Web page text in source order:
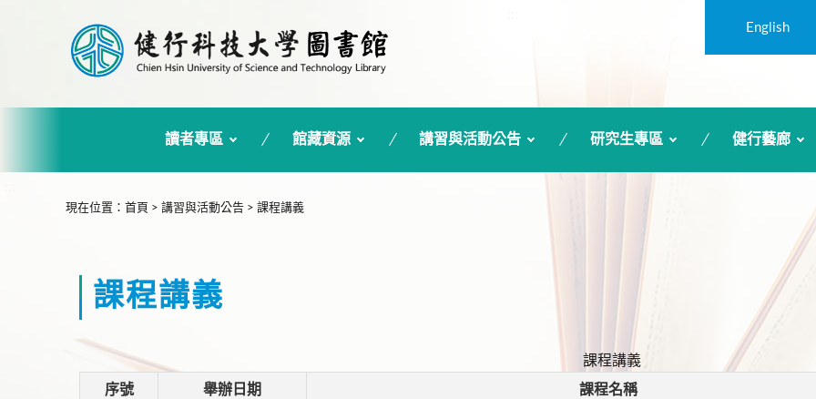
English
讀者專區 館藏資源 講習與活動公告 研究生專區 健行藝廊
現在位置 ： 首頁 > 講習與活動公告 > 課程講義
課程講義
課程講義
序號
舉辦日期 課程名稱